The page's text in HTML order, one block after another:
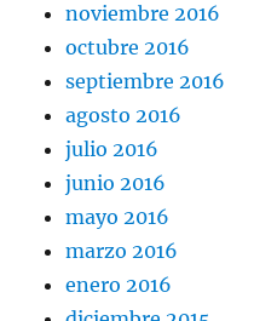
noviembre 2016
octubre 2016
septiembre 2016
agosto 2016
julio 2016
junio 2016
mayo 2016
marzo 2016
enero 2016